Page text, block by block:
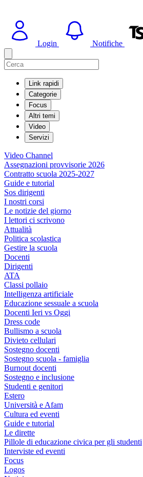
Login Notifiche
Link rapidi
Categorie
Focus
Altri temi
Video
Servizi
Video Channel
Assegnazioni provvisorie 2026
Contratto scuola 2025-2027
Guide e tutorial
Sos dirigenti
I nostri corsi
Le notizie del giorno
I lettori ci scrivono
Attualità
Politica scolastica
Gestire la scuola
Docenti
Dirigenti
ATA
Classi pollaio
Intelligenza artificiale
Educazione sessuale a scuola
Docenti Ieri vs Oggi
Dress code
Bullismo a scuola
Divieto cellulari
Sostegno docenti
Sostegno scuola - famiglia
Burnout docenti
Sostegno e inclusione
Studenti e genitori
Estero
Università e Afam
Cultura ed eventi
Guide e tutorial
Le dirette
Pillole di educazione civica per gli studenti
Interviste ed eventi
Focus
Logos